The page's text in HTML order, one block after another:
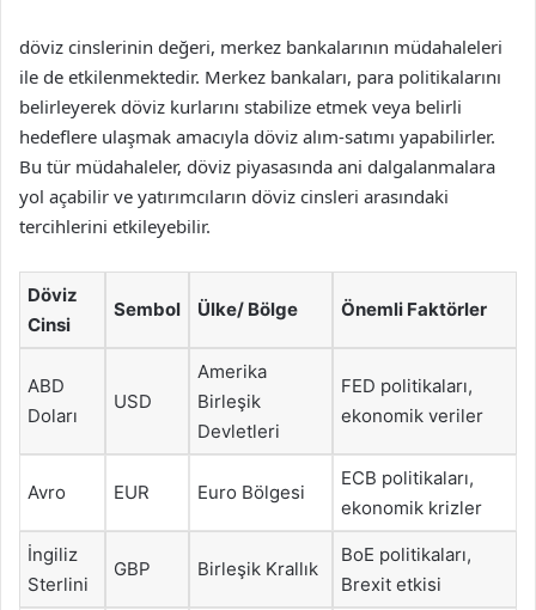
döviz cinslerinin değeri, merkez bankalarının müdahaleleri
ile de etkilenmektedir. Merkez bankaları, para politikalarını
belirleyerek döviz kurlarını stabilize etmek veya belirli
hedeflere ulaşmak amacıyla döviz alım-satımı yapabilirler.
Bu tür müdahaleler, döviz piyasasında ani dalgalanmalara
yol açabilir ve yatırımcıların döviz cinsleri arasındaki
tercihlerini etkileyebilir.
Döviz
Cinsi
Sembol Ülke/ Bölge Önemli Faktörler
ABD
Doları
USD
Amerika
Birleşik
Devletleri
FED politikaları,
ekonomik veriler
Avro EUR Euro Bölgesi
ECB politikaları,
ekonomik krizler
İngiliz
Sterlini
GBP Birleşik Krallık
BoE politikaları,
Brexit etkisi